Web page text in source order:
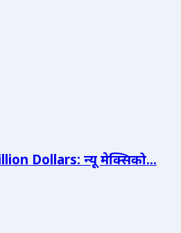
Dollars: न्यू मेक्सिको...